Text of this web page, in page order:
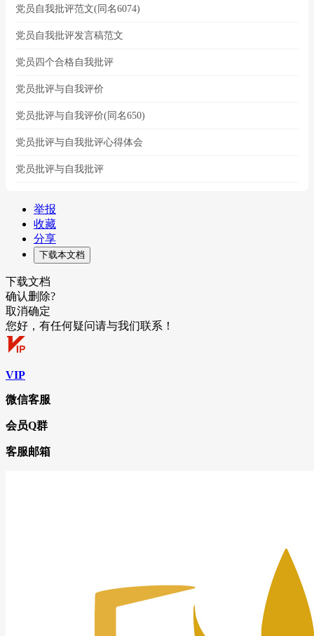
党员自我批评范文(同名6074)
党员自我批评发言稿范文
党员四个合格自我批评
党员批评与自我评价
党员批评与自我评价(同名650)
党员批评与自我批评心得体会
党员批评与自我批评
举报
收藏
分享
下载本文档
下载文档
确认删除?
取消确定
您好，有任何疑问请与我们联系！
VIP
微信客服
会员Q群
客服邮箱